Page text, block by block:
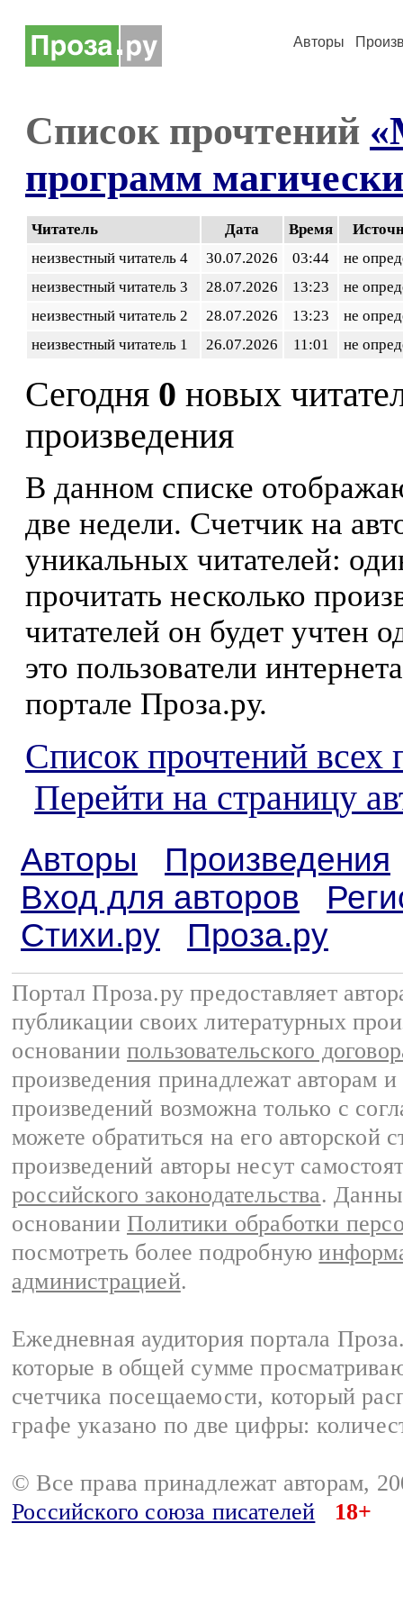
Авторы
Список прочтений
программ
Читатель Дата Время
неизвестный читатель 4
30.07.2026 03:44
не
неизвестный читатель 3
28.07.2026 13:23
не
неизвестный читатель 2
28.07.2026 13:23
не
неизвестный читатель 1
26.07.2026 11:01 не
Сегодня 0 новых
произведения
В данном списке
две недели. Счетчик на
уникальных читателей:
прочитать несколько
читателей он будет учтен
это пользователи
портале Проза.ру.
Список прочтений всех
Перейти на страницу
Авторы
Произведения
Вход для авторов
Стихи.ру
Проза.ру
Портал Проза.ру предоставляет
публикации своих литературных
основании пользовательского
произведения принадлежат авторам
произведений возможна только с
можете обратиться на его авторской
произведений авторы несут
российского законодательства.
основании Политики обработки
посмотреть более подробную
администрацией.
Ежедневная аудитория портала
которые в общей сумме
счетчика посещаемости, который
графе указано по две цифры:
© Все права принадлежат авторам,
Российского союза писателей
18+